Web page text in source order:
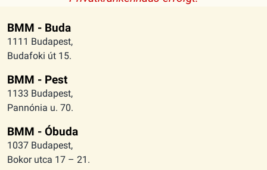
BMM - Buda
1111 Budapest,
Budafoki út 15.
BMM - Pest
1133 Budapest,
Pannónia u. 70.
BMM - Óbuda
1037 Budapest,
Bokor utca 17 – 21.